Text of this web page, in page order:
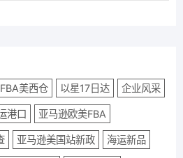
FBA美西仓 以星17日达 企业风采
港口 亚马逊欧美FBA
亚马逊美国站新政 海运新品